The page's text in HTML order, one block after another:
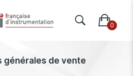
générales de vente